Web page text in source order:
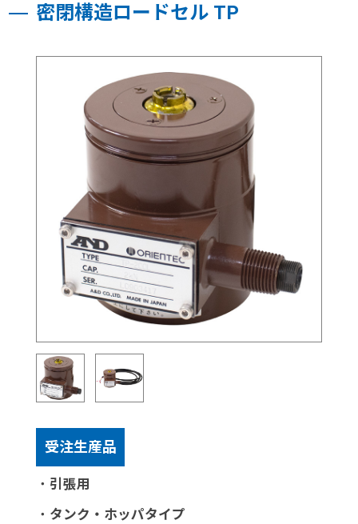
密閉構造ロードセル TP
受注生産品
・ 引張用
・ タンク・ホッパタイプ